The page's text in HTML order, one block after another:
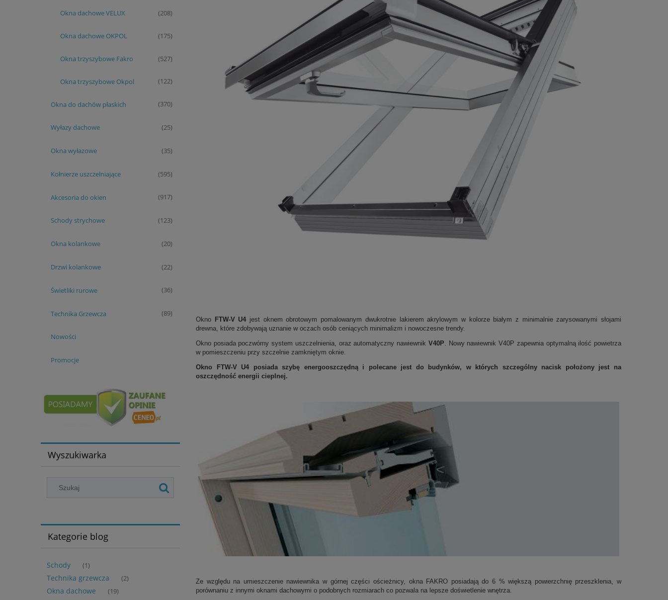
Okna dachowe VELUX (208)
Okna dachowe OKPOL (175)
Okna trzyszybowe Fakro (527)
Okna trzyszybowe Okpol (122)
Okna do dachów płaskich (370)
Wyłazy dachowe (25)
Okna wyłazowe (35)
Kołnierze uszczelniające (595)
Akcesoria do okien (917)
Schody strychowe (123)
Okna kolankowe (20)
Drzwi kolankowe (22)
Świetliki rurowe (36)
Technika Grzewcza (89)
Nowości
Promocje
Wyszukiwarka
Kategorie blog
Schody (1)
Technika grzewcza (2)
Okna dachowe (19)
Okno FTW-V U4 jest oknem obrotowym pomalowanym dwukrotnie lakierem akrylowym w kolorze białym z minimalnie zarysowanymi słojami
drewna, które zdobywają uznanie w oczach osób ceniących minimalizm i nowoczesne trendy.
Okno posiada poczwórny system uszczelnienia, oraz automatyczny nawiewnik V40P . Nowy nawiewnik V40P zapewnia optymalną ilość powietrza
w pomieszczeniu przy szczelnie zamkniętym oknie.
Okno FTW-V U4 posiada szybę energooszczędną i polecane jest do budynków, w których szczególny nacisk położony jest na
oszczędność energii cieplnej.
Ze względu na umieszczenie nawiewnika w górnej części ościeżnicy, okna FAKRO posiadają do 6 % większą powierzchnię przeszklenia, w
porównaniu z innymi oknami dachowymi o podobnych rozmiarach co pozwala na lepsze doświetlenie wnętrza.